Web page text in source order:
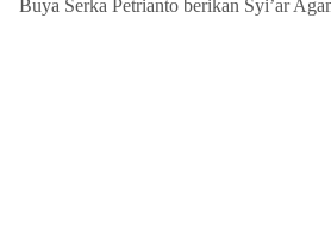
Buya Serka Petrianto berikan Syi’ar